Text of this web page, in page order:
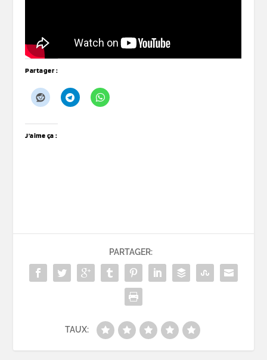
Partager :
J’aime ça :
PARTAGER:
TAUX: